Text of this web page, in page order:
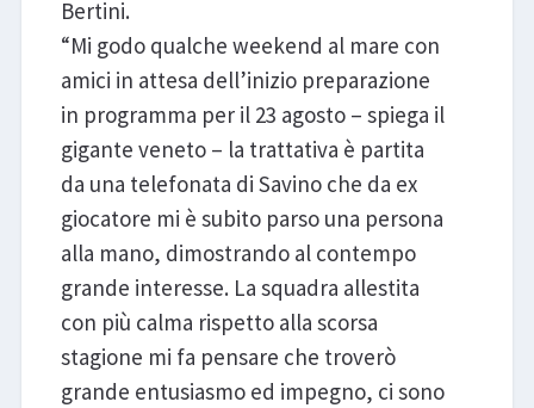
Bertini.
“Mi godo qualche weekend al mare con
amici in attesa dell’inizio preparazione
in programma per il 23 agosto – spiega il
gigante veneto – la trattativa è partita
da una telefonata di Savino che da ex
giocatore mi è subito parso una persona
alla mano, dimostrando al contempo
grande interesse. La squadra allestita
con più calma rispetto alla scorsa
stagione mi fa pensare che troverò
grande entusiasmo ed impegno, ci sono